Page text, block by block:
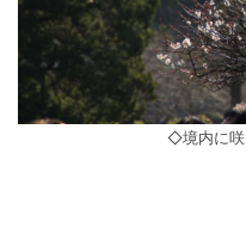
◇境内に咲